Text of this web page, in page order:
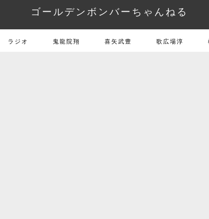
ゴールデンボンバーちゃんねる
ラジオ 鬼龍院翔 喜矢武豊 歌広場淳